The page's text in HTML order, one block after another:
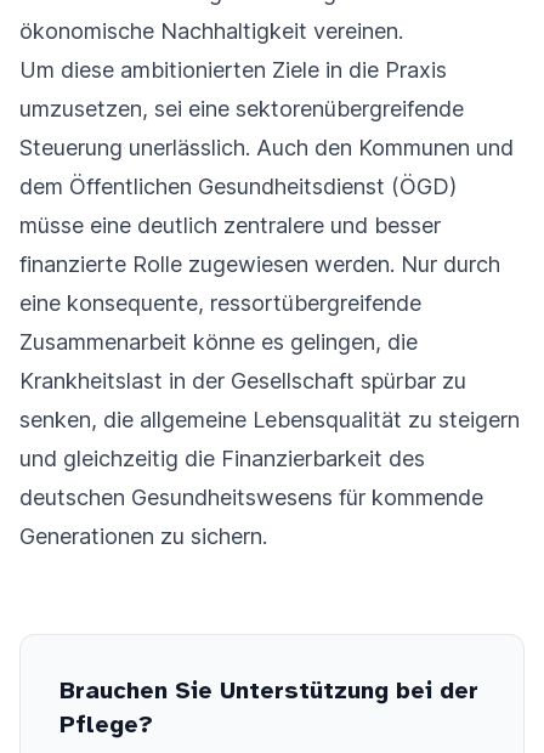
ökonomische Nachhaltigkeit vereinen.
Um diese ambitionierten Ziele in die Praxis
umzusetzen, sei eine sektorenübergreifende
Steuerung unerlässlich. Auch den Kommunen und
dem Öffentlichen Gesundheitsdienst (ÖGD)
müsse eine deutlich zentralere und besser
finanzierte Rolle zugewiesen werden. Nur durch
eine konsequente, ressortübergreifende
Zusammenarbeit könne es gelingen, die
Krankheitslast in der Gesellschaft spürbar zu
senken, die allgemeine Lebensqualität zu steigern
und gleichzeitig die Finanzierbarkeit des
deutschen Gesundheitswesens für kommende
Generationen zu sichern.
Brauchen Sie Unterstützung bei der
Pflege?